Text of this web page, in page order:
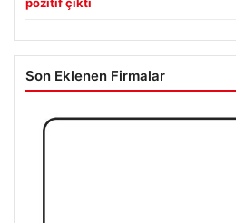
Son Eklenen Firmalar